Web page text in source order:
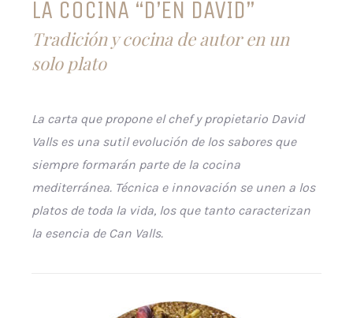
LA COCINA “D’EN DAVID”
Tradición y cocina de autor en un
solo plato
La carta que propone el chef y propietario David
Valls es una sutil evolución de los sabores que
siempre formarán parte de la cocina
mediterránea. Técnica e innovación se unen a los
platos de toda la vida, los que tanto caracterizan
la esencia de Can Valls.